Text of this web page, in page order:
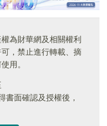
為財華網及相關權利
，禁止進行轉載、摘
用。
書面確認及授權後，